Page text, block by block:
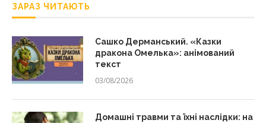
ЗАРАЗ ЧИТАЮТЬ
Сашко Дерманський. «Казки
дракона Омелька»: анімований
текст
03/08/2026
Домашні травми та їхні наслідки: на